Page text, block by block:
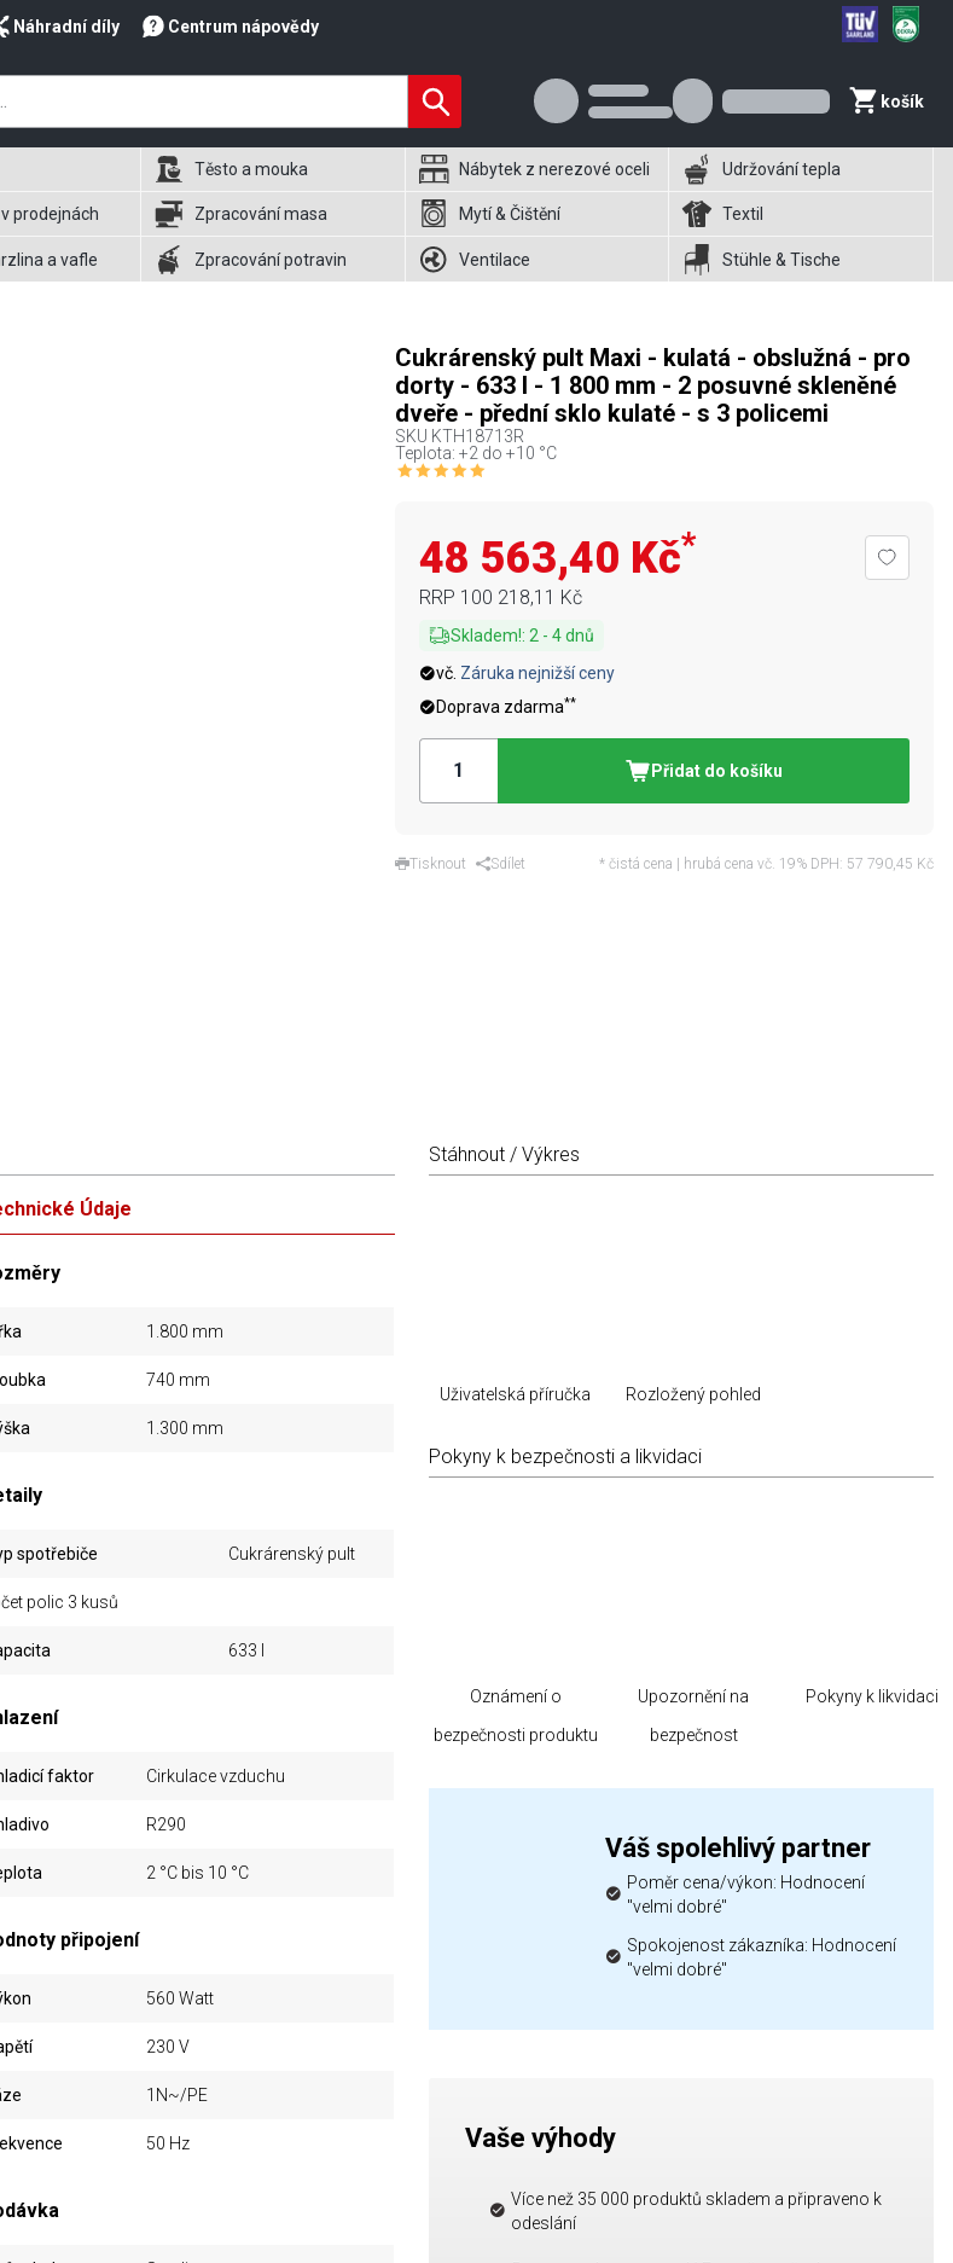
Náhradní díly Centrum nápovědy
košík
Těsto a mouka Nábytek z nerezové oceli Udržování tepla
prodejnách Zpracování masa Mytí & Čištění Textil
a vafle Zpracování potravin Ventilace Stühle & Tische
Cukrárenský pult Maxi - kulatá - obslužná - pro
dorty - 633 l - 1 800 mm - 2 posuvné skleněné
dveře - přední sklo kulaté - s 3 policemi
SKU KTH18713R
Teplota: +2 do +10 °C
48 563,40 Kč*
RRP 100 218,11 Kč
Skladem!: 2 - 4dnů
vč. Záruka nejnižší ceny
Doprava zdarma**
Přidat do košíku
Tisknout Sdílet * čistá cena | hrubá cena vč. 19% DPH: 57 790,45 Kč
Údaje
1.800 mm
740 mm
1.300 mm
spotřebiče Cukrárenský pult
polic 3 kusů
633 l
faktor Cirkulace vzduchu
R290
2 °C bis 10 °C
připojení
560 Watt
230 V
1N~/PE
50 Hz
Stáhnout / Výkres
Uživatelská příručka Rozložený pohled
Pokyny k bezpečnosti a likvidaci
Oznámení o
bezpečnosti produktu
Upozornění na
bezpečnost
Pokyny k likvidaci
Váš spolehlivý partner
Poměr cena/výkon: Hodnocení
"velmi dobré"
Spokojenost zákazníka: Hodnocení
"velmi dobré"
Vaše výhody
Více než 35 000 produktů skladem a připraveno k
odeslání